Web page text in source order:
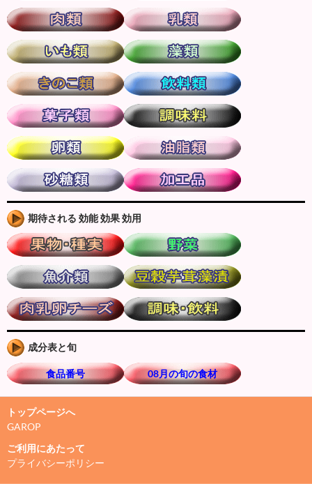
期待される 効能 効果 効用
成分表と旬
食品番号 08月の旬の食材
トップページへ
GAROP
ご利用にあたって
プライバシーポリシー